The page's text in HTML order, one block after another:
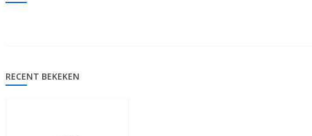
RECENT BEKEKEN